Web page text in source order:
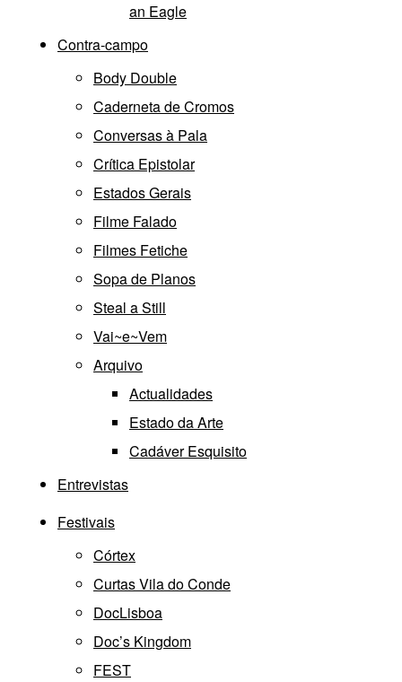
an Eagle
Contra-campo
Body Double
Caderneta de Cromos
Conversas à Pala
Crítica Epistolar
Estados Gerais
Filme Falado
Filmes Fetiche
Sopa de Planos
Steal a Still
Vai~e~Vem
Arquivo
Actualidades
Estado da Arte
Cadáver Esquisito
Entrevistas
Festivais
Córtex
Curtas Vila do Conde
DocLisboa
Doc’s Kingdom
FEST